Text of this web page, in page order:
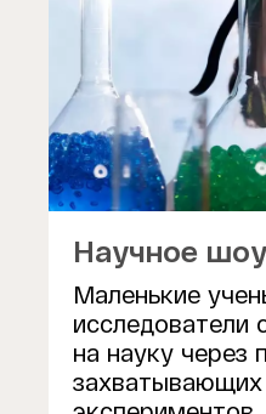
Научное шоу
Маленькие
исследователи
на науку через